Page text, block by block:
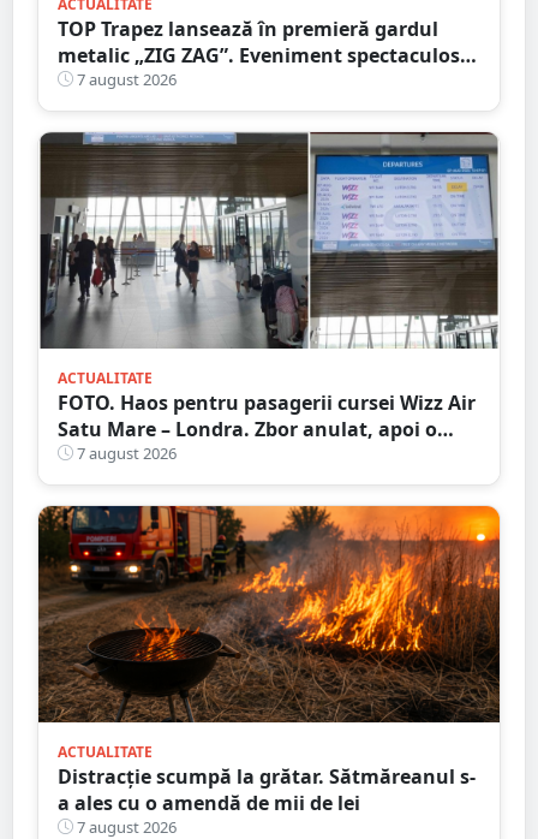
TOP Trapez lansează în premieră gardul
metalic „ZIG ZAG”. Eveniment spectaculos
în Grădina Romei
7 august 2026
ACTUALITATE
FOTO. Haos pentru pasagerii cursei Wizz Air
Satu Mare – Londra. Zbor anulat, apoi o
nouă întârziere. Fără explicații clare
7 august 2026
ACTUALITATE
Distracție scumpă la grătar. Sătmăreanul s-
a ales cu o amendă de mii de lei
7 august 2026